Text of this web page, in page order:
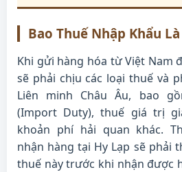
Bao Thuế Nhập Khẩu Là
Khi gửi hàng hóa từ Việt Nam
sẽ phải chịu các loại thuế và
Liên minh Châu Âu, bao
(Import Duty), thuế giá trị
khoản phí hải quan khác.
nhận hàng tại Hy Lạp sẽ phải
thuế này trước khi nhận được